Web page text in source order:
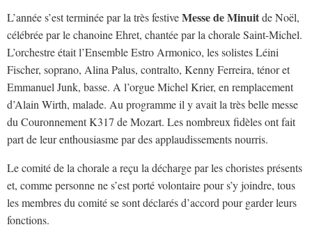
L’année s’est terminée par la très festiveMesse de Minuitde Noël,
célébrée par le chanoine Ehret, chantée par la chorale Saint-Michel.
L’orchestre était l’Ensemble Estro Armonico, les solistes Léini
Fischer, soprano, Alina Palus, contralto, Kenny Ferreira, ténor et
Emmanuel Junk, basse. A l’orgue Michel Krier, en remplacement
d’Alain Wirth, malade. Au programme il y avait la très belle messe
du Couronnement K317 de Mozart. Les nombreux fidèles ont fait
part de leur enthousiasme par des applaudissements nourris.
Le comité de la chorale a reçu la décharge par les choristes présents
et, comme personne ne s’est porté volontaire pour s’y joindre, tous
les membres du comité se sont déclarés d’accord pour garder leurs
fonctions.